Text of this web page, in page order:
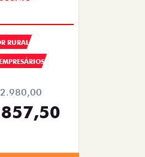
RURAL